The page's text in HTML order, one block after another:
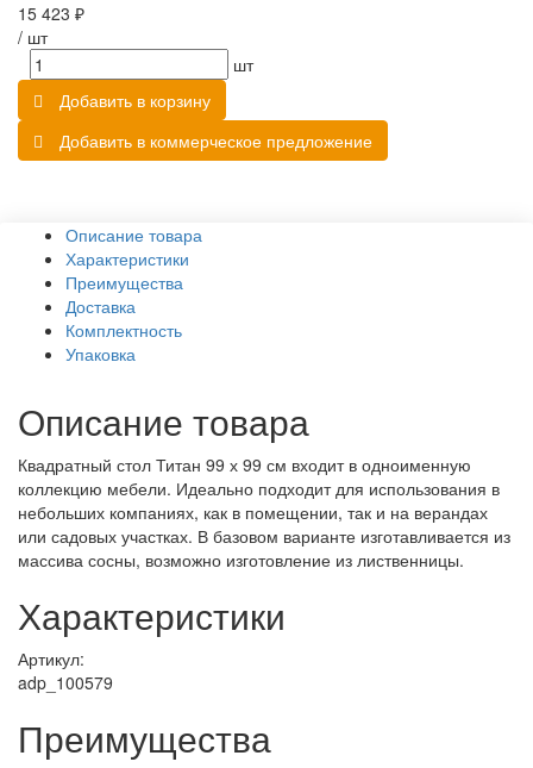
15 423 ₽
/ шт
шт
Добавить в корзину
Добавить в коммерческое предложение
Описание товара
Характеристики
Преимущества
Доставка
Комплектность
Упаковка
Описание товара
Квадратный стол Титан 99 х 99 см входит в одноименную
коллекцию мебели. Идеально подходит для использования в
небольших компаниях, как в помещении, так и на верандах
или садовых участках. В базовом варианте изготавливается из
массива сосны, возможно изготовление из лиственницы.
Характеристики
Артикул:
adp_100579
Преимущества